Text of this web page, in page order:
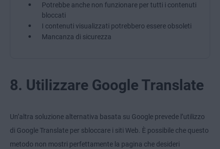
Potrebbe anche non funzionare per tutti i contenuti
bloccati
I contenuti visualizzati potrebbero essere obsoleti
Mancanza di sicurezza
8. Utilizzare Google Translate
Un’altra soluzione alternativa basata su Google prevede l’utilizzo
di Google Translate per sbloccare i siti Web. È possibile che questo
metodo non mostri perfettamente la pagina che desideri